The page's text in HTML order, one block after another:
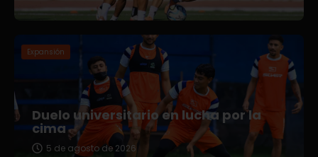
Expansión
Duelo universitario en lucha por la
cima
5 de agosto de 2026